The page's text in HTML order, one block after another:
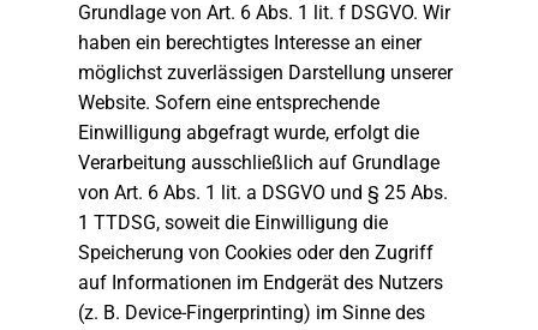
Grundlage von Art. 6 Abs. 1 lit. f DSGVO. Wir
haben ein berechtigtes Interesse an einer
möglichst zuverlässigen Darstellung unserer
Website. Sofern eine entsprechende
Einwilligung abgefragt wurde, erfolgt die
Verarbeitung ausschließlich auf Grundlage
von Art. 6 Abs. 1 lit. a DSGVO und § 25 Abs.
1 TTDSG, soweit die Einwilligung die
Speicherung von Cookies oder den Zugriff
auf Informationen im Endgerät des Nutzers
(z. B. Device-Fingerprinting) im Sinne des